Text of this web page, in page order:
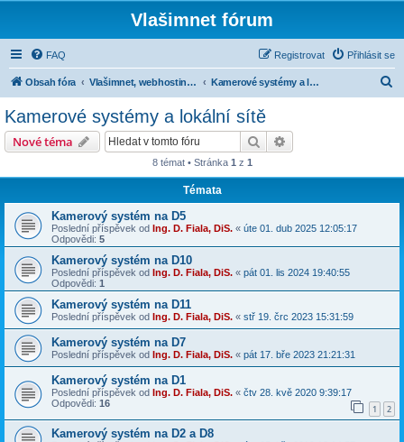
Vlašimnet fórum
FAQ Přihlásit se
Registrovat
Obsah fóra Vlašimnet, webhosting, IP televize, IP telefonie a ostatní Kamerové systémy a lokální sítě
Kamerové systémy a lokální sítě
Nové téma Hledat
8 témat • Stránka 1 z 1
Témata
Kamerový systém na D5
Poslední příspěvek od Ing. D. Fiala, DiS. « úte 01. dub 2025 12:05:17
Odpovědi: 5
Kamerový systém na D10
Poslední příspěvek od Ing. D. Fiala, DiS. « pát 01. lis 2024 19:40:55
Odpovědi: 1
Kamerový systém na D11
Poslední příspěvek od Ing. D. Fiala, DiS. « stř 19. črc 2023 15:31:59
Kamerový systém na D7
Poslední příspěvek od Ing. D. Fiala, DiS. « pát 17. bře 2023 21:21:31
Kamerový systém na D1
Poslední příspěvek od Ing. D. Fiala, DiS. « čtv 28. kvě 2020 9:39:17
Odpovědi: 16 1 2
Kamerový systém na D2 a D8